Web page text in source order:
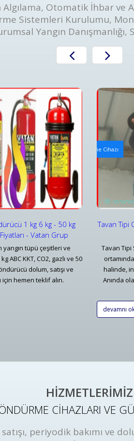
Otomatik İhbar ve
Sistemleri Kurulumu,
Yangın
1 kg 6 kg - 50 kg
- Vatan Grup
tüpü çeşitleri ve
ABC KKT, CO2, gazlı ve 50
dolum, satışı ve
için hemen teklif alın.
Söndürücüler
''Sprinkler'' Başlıklı Yangın Söndürme Cihazı
Tavan Tipi
Tavan Tipi
halinde,
Anında
devamnı
HİZMETLERİMİZ
CİHAZLARI VE
periyodik bakımı ve